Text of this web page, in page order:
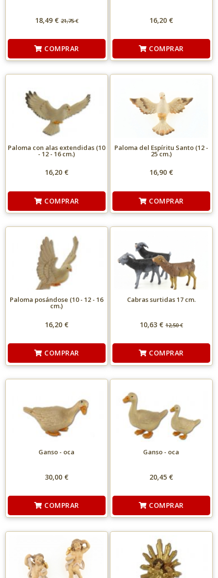
18,49 € 21,75€
COMPRAR
16,20 €
COMPRAR
Paloma con alas extendidas (10
- 12 - 16 cm.)
16,20 €
COMPRAR
Paloma del Espíritu Santo (12 -
25 cm.)
16,90 €
COMPRAR
Paloma posándose (10 - 12 - 16
cm.)
16,20 €
COMPRAR
Cabras surtidas 17 cm.
10,63 € 12,50€
COMPRAR
Ganso - oca
30,00 €
COMPRAR
Ganso - oca
20,45 €
COMPRAR